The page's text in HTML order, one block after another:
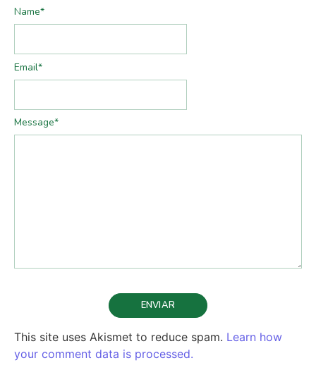
Message*
Name*
Email*
This site uses Akismet to reduce spam. Learn how
your comment data is processed.